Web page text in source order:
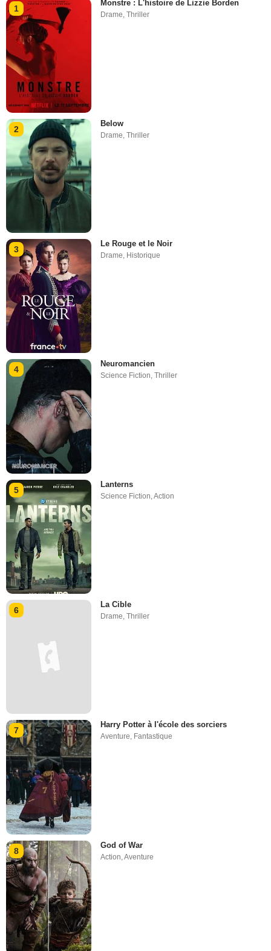
1
Monstre : L'histoire de Lizzie Borden
Drame,Thriller
2
Below
Drame ,Thriller
3
Le Rouge et le Noir
Drame, Historique
4
Neuromancien
Science Fiction,Thriller
5
Lanterns
Science Fiction ,Action
6
La Cible
Drame,Thriller
7
Harry Potter à l'école des sorciers
Aventure, Fantastique
8
God of War
Action ,Aventure